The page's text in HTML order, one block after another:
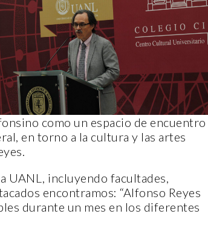
como un espacio de encuentro
en torno a la cultura y las artes
UANL, incluyendo facultades,
encontramos: “Alfonso Reyes
durante un mes en los diferentes
CANTERA
PLENITUD CON
FELIPE DE JESÚS